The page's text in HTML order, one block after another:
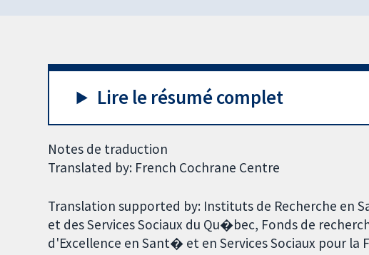
Lire le résumé complet
Notes de traduction
Translated by: French Cochrane Centre
Translation supported by: Instituts de Recherche
et des Services Sociaux du Qu�bec, Fonds de
d'Excellence en Sant� et en Services Sociaux pour